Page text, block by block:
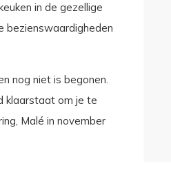
in de gezellige
bezienswaardigheden
nog niet is begonen.
klaarstaat om je te
Malé in november